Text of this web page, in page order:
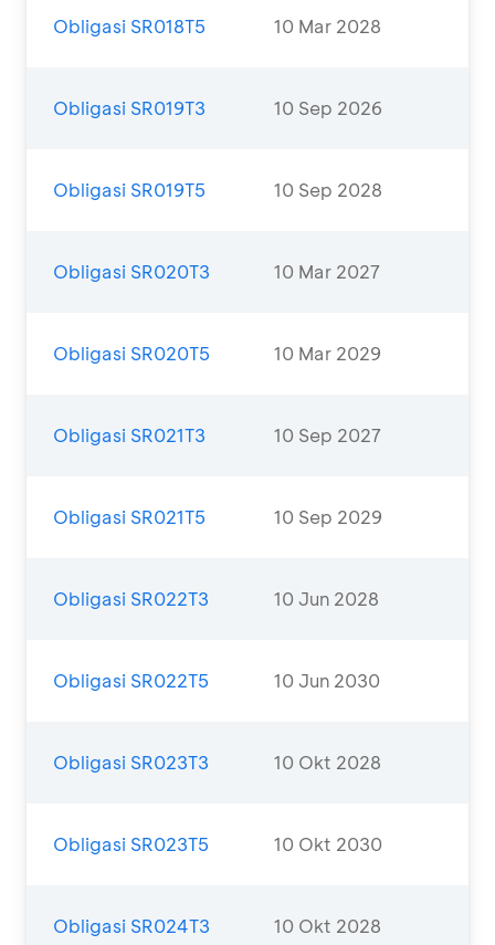
Obligasi SR018T5 10 Mar 2028
Obligasi SR019T3 10 Sep 2026
Obligasi SR019T5 10 Sep 2028
Obligasi SR020T3 10 Mar 2027
Obligasi SR020T5 10 Mar 2029
Obligasi SR021T3 10 Sep 2027
Obligasi SR021T5 10 Sep 2029
Obligasi SR022T3 10 Jun 2028
Obligasi SR022T5 10 Jun 2030
Obligasi SR023T3 10 Okt 2028
Obligasi SR023T5 10 Okt 2030
Obligasi SR024T3 10 Okt 2028